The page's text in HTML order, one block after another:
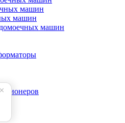
машин
машин
машин
×